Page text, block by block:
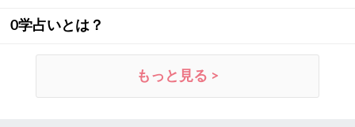
0学占いとは？
もっと見る >